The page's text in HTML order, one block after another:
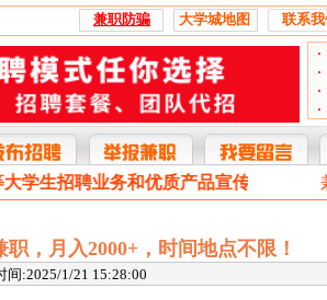
兼职防骗 大学城地图 联系我
学生招聘业务和优质产品宣传服务
，月入2000+，时间地点不限！
间:2025/1/21 15:28:00